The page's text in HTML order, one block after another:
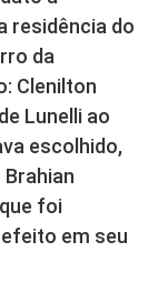
residência do
da
Clenilton
Lunelli ao
escolhido,
foi
em seu